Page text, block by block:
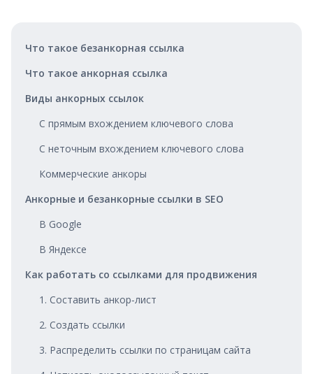
Что такое безанкорная ссылка
Что такое анкорная ссылка
Виды анкорных ссылок
С прямым вхождением ключевого слова
С неточным вхождением ключевого слова
Коммерческие анкоры
Анкорные и безанкорные ссылки в SEO
В Google
В Яндексе
Как работать со ссылками для продвижения
1. Составить анкор‑лист
2. Создать ссылки
3. Распределить ссылки по страницам сайта